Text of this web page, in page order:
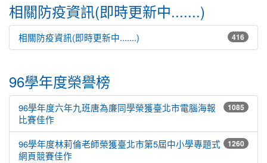
相關防疫資訊(即時更新中.......)
416
相關防疫資訊(即時更新中.......)
96學年度榮譽榜
1085
96學年度六年九班唐為廉同學榮獲臺北市電腦海報
比賽佳作
1260
96學年度林莉倫老師榮獲臺北市第5屆中小學專題式
網頁競賽佳作